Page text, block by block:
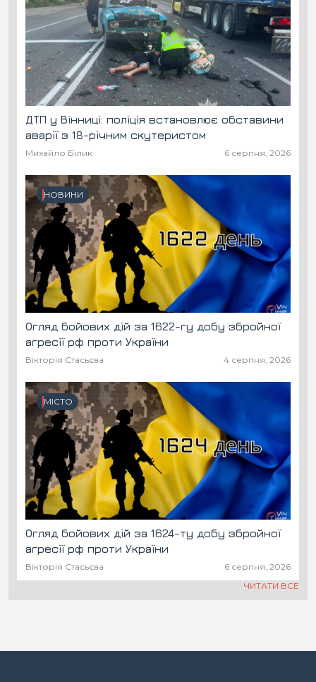
ДТП у Вінниці: поліція встановлює обставини
аварії з 18-річним скутеристом
Михайло Білик 6 серпня, 2026
НОВИНИ
Огляд бойових дій за 1622-гу добу збройної
агресії рф проти України
Вікторія Стасьєва 4 серпня, 2026
МІСТО
Огляд бойових дій за 1624-ту добу збройної
агресії рф проти України
Вікторія Стасьєва
6 серпня, 2026
ЧИТАТИ ВСЕ